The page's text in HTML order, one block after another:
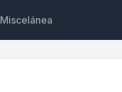
Miscelánea